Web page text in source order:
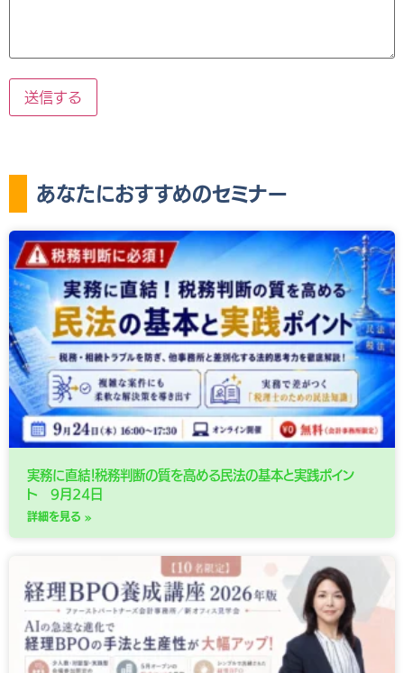
あなたにおすすめのセミナー
実務に直結！税務判断の質を高める民法の基本と実践ポイン
ト 9月24日
詳細を見る »